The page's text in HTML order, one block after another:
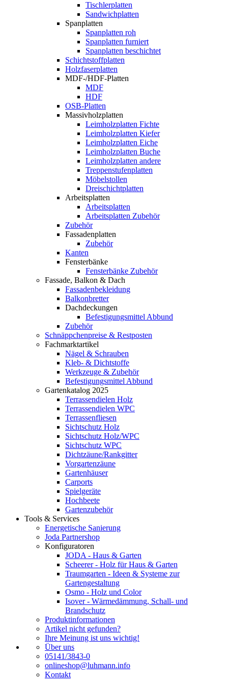
Tischlerplatten
Sandwichplatten
Spanplatten
Spanplatten roh
Spanplatten furniert
Spanplatten beschichtet
Schichtstoffplatten
Holzfaserplatten
MDF-/HDF-Platten
MDF
HDF
OSB-Platten
Massivholzplatten
Leimholzplatten Fichte
Leimholzplatten Kiefer
Leimholzplatten Eiche
Leimholzplatten Buche
Leimholzplatten andere
Treppenstufenplatten
Möbelstollen
Dreischichtplatten
Arbeitsplatten
Arbeitsplatten
Arbeitsplatten Zubehör
Zubehör
Fassadenplatten
Zubehör
Kanten
Fensterbänke
Fensterbänke Zubehör
Fassade, Balkon & Dach
Fassadenbekleidung
Balkonbretter
Dachdeckungen
Befestigungsmittel Abbund
Zubehör
Schnäppchenpreise & Restposten
Fachmarktartikel
Nägel & Schrauben
Kleb- & Dichtstoffe
Werkzeuge & Zubehör
Befestigungsmittel Abbund
Gartenkatalog 2025
Terrassendielen Holz
Terrassendielen WPC
Terrassenfliesen
Sichtschutz Holz
Sichtschutz Holz/WPC
Sichtschutz WPC
Dichtzäune/Rankgitter
Vorgartenzäune
Gartenhäuser
Carports
Spielgeräte
Hochbeete
Gartenzubehör
Tools & Services
Energetische Sanierung
Joda Partnershop
Konfiguratoren
JODA - Haus & Garten
Scheerer - Holz für Haus & Garten
Traumgarten - Ideen & Systeme zur
Gartengestaltung
Osmo - Holz und Color
Isover - Wärmedämmung, Schall- und
Brandschutz
Produktinformationen
Artikel nicht gefunden?
Ihre Meinung ist uns wichtig!
Über uns
05141/3843-0
onlineshop@luhmann.info
Kontakt